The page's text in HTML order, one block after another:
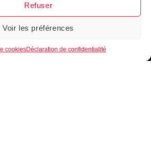
Refuser
Voir les préférences
cookiesDéclaration de confidentialité